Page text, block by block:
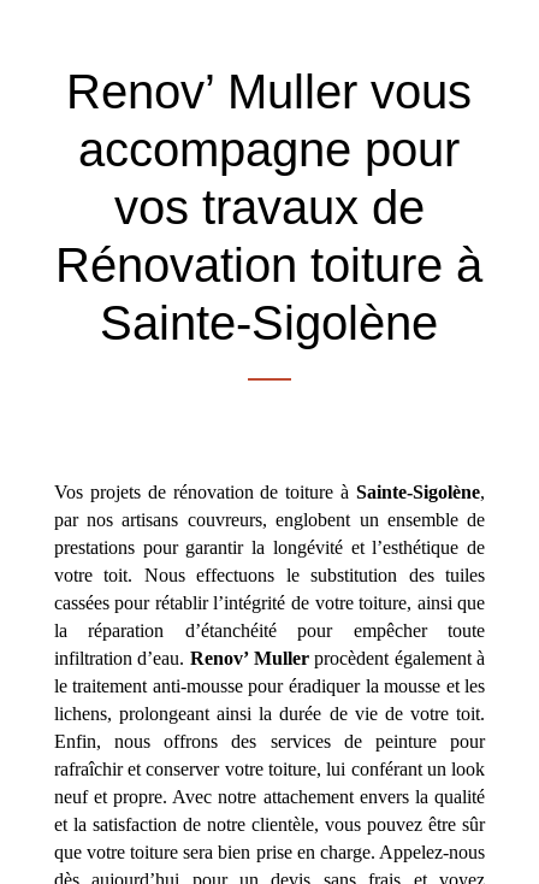
Renov’ Muller vous
accompagne pour
vos travaux de
Rénovation toiture à
Sainte-Sigolène
Vos projets de rénovation de toiture àSainte-Sigolène,
par nos artisans couvreurs, englobent un ensemble de
prestations pour garantir la longévité et l’esthétique de
votre toit. Nous effectuons le substitution des tuiles
cassées pour rétablir l’intégrité de votre toiture, ainsi que
la réparation d’étanchéité pour empêcher toute
infiltration d’eau. Renov’ Mullerprocèdent également à
le traitement anti-mousse pour éradiquer la mousse et les
lichens, prolongeant ainsi la durée de vie de votre toit.
Enfin, nous offrons des services de peinture pour
rafraîchir et conserver votre toiture, lui conférant un look
neuf et propre. Avec notre attachement envers la qualité
et la satisfaction de notre clientèle, vous pouvez être sûr
que votre toiture sera bien prise en charge. Appelez-nous
dès aujourd’hui pour un devis sans frais et voyez